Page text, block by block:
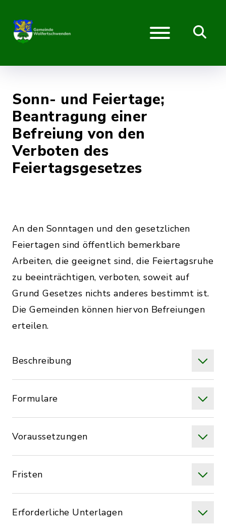
Sonn- und Feiertage;
Beantragung einer
Befreiung von den
Verboten des
Feiertagsgesetzes
An den Sonntagen und den gesetzlichen
Feiertagen sind öffentlich bemerkbare
Arbeiten, die geeignet sind, die Feiertagsruhe
zu beeinträchtigen, verboten, soweit auf
Grund Gesetzes nichts anderes bestimmt ist.
Die Gemeinden können hiervon Befreiungen
erteilen.
Beschreibung
Formulare
Voraussetzungen
Fristen
Erforderliche Unterlagen